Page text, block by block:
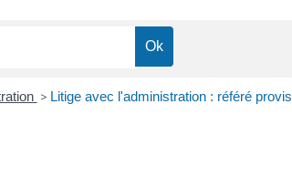
> Litige avec l'administration : référé